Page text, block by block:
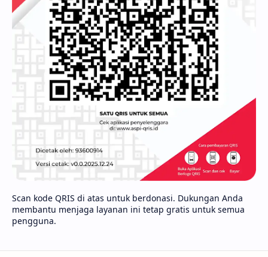
Scan kode QRIS di atas untuk berdonasi. Dukungan Anda
membantu menjaga layanan ini tetap gratis untuk semua
pengguna.